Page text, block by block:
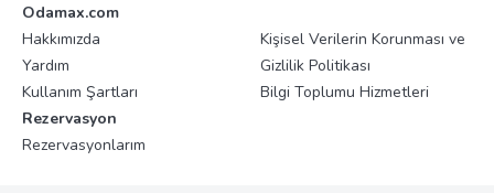
Odamax.com
Hakkımızda
Yardım
Kullanım Şartları
Kişisel Verilerin Korunması ve
Gizlilik Politikası
Bilgi Toplumu Hizmetleri
Rezervasyon
Rezervasyonlarım